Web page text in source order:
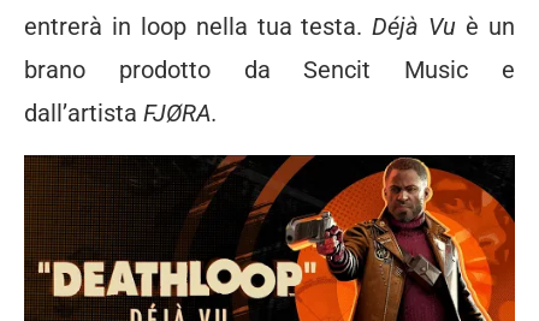
entrerà in loop nella tua testa.Déjà Vu è un
brano prodotto da Sencit Music e
dall’artista FJØRA.